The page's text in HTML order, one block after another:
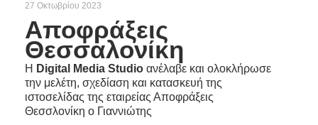
27 Οκτωβρίου 2023
Αποφράξεις
Θεσσαλονίκη
Η Digital Media Studio ανέλαβε και ολοκλήρωσε
την μελέτη, σχεδίαση και κατασκευή της
ιστοσελίδας της εταιρείας Αποφράξεις
Θεσσλονίκη ο Γιαννιώτης